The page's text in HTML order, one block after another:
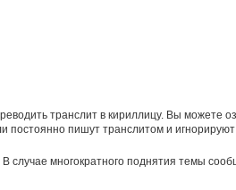
транслит в кириллицу. Вы можете
постоянно пишут транслитом и
случае многократного поднятия темы